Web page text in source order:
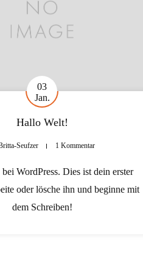
03
Jan.
Hallo Welt!
Seufzer 1 Kommentar
WordPress. Dies ist dein erster
oder lösche ihn und beginne mit
dem Schreiben!